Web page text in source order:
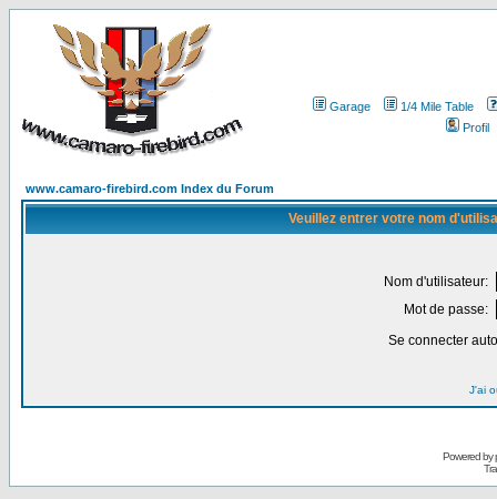
Garage
1/4 Mile Table
Profil
www.camaro-firebird.com Index du Forum
Veuillez entrer votre nom
Nom d'utilisateur:
Mot de passe:
Se connecter
J'ai
Powered by